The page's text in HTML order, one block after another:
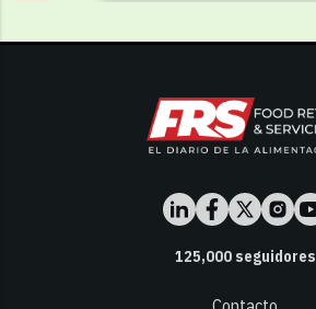
125,000seguidores